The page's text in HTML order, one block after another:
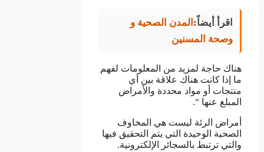
اقرأ أيضاً: المدن الصحية و
وصحة المسنين
هناك حاجة لمزيد من المعلومات لفهم
ما إذا كانت هناك علاقة بين أي
منتجات أو مواد محددة والأمراض
المبلغ عنها “.
أمراض الرئة ليست هي المخاوف
الصحية الوحيدة التي يتم التحقيق فيها
والتي ترتبط بالسجائر الإلكترونية.